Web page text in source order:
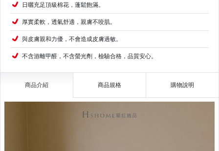
日曬充足頂級棉花，蓬鬆飽滿。
厚實柔軟，透氣舒適，親膚不咬肌。
與皮膚親和力優，不會造成皮膚過敏。
不含游離甲醛，不含螢光劑，檢驗合格，品質安心。
商品介紹 商品規格 購物說明